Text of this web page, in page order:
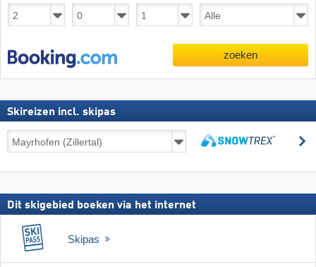
zoeken
Skireizen incl. skipas
incl.
Dit skigebied boeken via het internet
Skipas